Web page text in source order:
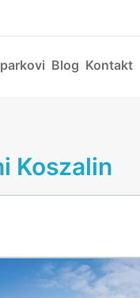
Blog Kontakt
Koszalin